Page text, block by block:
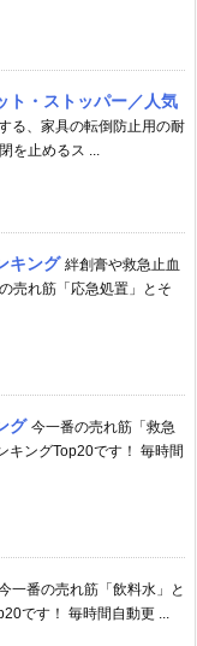
ト・ストッパー／人気
る、家具の転倒防止用の耐
を止めるス ...
キング 絆創膏や救急止血
売れ筋「応急処置」とそ
グ 今一番の売れ筋「救急
キングTop20です！ 毎時間
一番の売れ筋「飲料水」と
です！ 毎時間自動更 ...